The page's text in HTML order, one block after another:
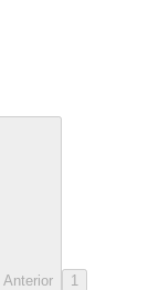
Anterior 1